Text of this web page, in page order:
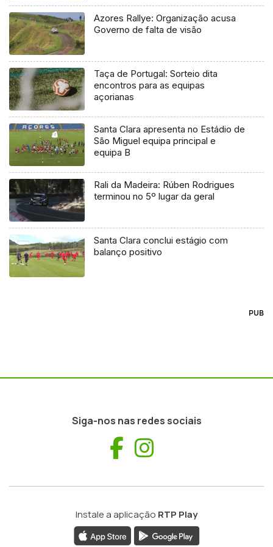
Azores Rallye: Organização acusa
Governo de falta de visão
Taça de Portugal: Sorteio dita
encontros para as equipas
açorianas
Santa Clara apresenta no Estádio de
São Miguel equipa principal e
equipa B
Rali da Madeira: Rúben Rodrigues
terminou no 5º lugar da geral
Santa Clara conclui estágio com
balanço positivo
PUB
Siga-nos nas redes sociais
Facebook
Instale a aplicação RTP Play